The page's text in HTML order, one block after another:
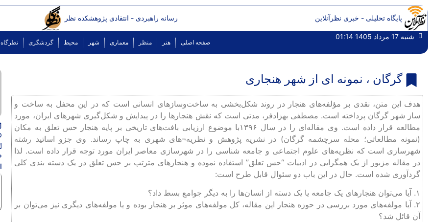
پایگاه تحلیلی - خبری نظرآنلاین رسانه راهبردی - انتقادی پژوهشکده نظر
شنبه 17 مرداد 1405 01:14
صفحه اصلی هنر منظر معماری شهر محیط گردشگری نظرگاه
گرگان ، نمونه ای از شهر هنجاری
هدف این متن، نقدی بر مؤلفه‌های هنجار در روند شکل‌بخشی به ساخت‌و‌سازهای انسانی است که در این محفل به ساخت و
ساز شهر گرگان پرداخته است. مصطفی بهزادفر، مدتی است که نقش هنجارها را در پیدایش و شکل‌گیری شهرهای ایران، مورد
مطالعه قرار داده است. وی مقاله‌ای را در سال ۱۳۹۶با موضوع ارزیابی بافت‌های تاریخی بر پایه هنجار حس تعلق به مکان
(نمونه مطالعاتی؛ محله سرچشمه گرگان) در نشریه پژوهش و نظریه¬های شهری به چاپ رساند. وی جزو اساتید رشته
شهرسازی است که نظریه‌های علوم اجتماعی و جامعه شناسی را در شهرسازی معاصر ایران مورد توجه قرار داده است. لذا
در مقاله مزبور از یک همگرایی در ادبیات “حس تعلق” استفاده نموده و هنجارهای مترتب بر حس تعلق در یک دسته بندی کلی
گردآوری شده است. حال در این باب دو سئوال قابل طرح است:
۱. آیا می‌توان هنجارهای یک جامعه یا یک دسته از انسان‌ها را به دیگر جوامع بسط داد؟
۲. آیا مولفه‌های مورد بررسی در حوزه هنجار این مقاله، کل مولفه‌های موثر بر هنجار بوده و یا مولفه‌های دیگری نیز می‌توان بر
آن قائل شد؟